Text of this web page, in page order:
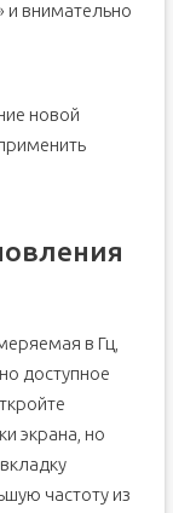
и внимательно
новой
в Гц,
доступное
экрана, но
частоту из